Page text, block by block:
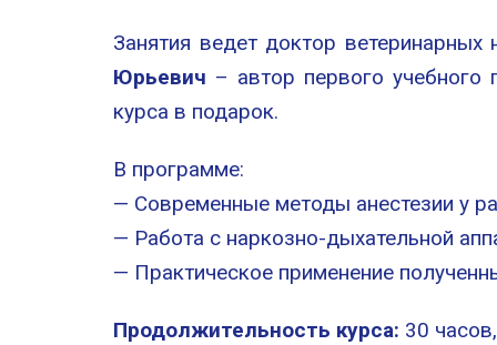
Занятия ведет доктор
Юрьевич – автор первого учебного
курса в подарок.
В программе:
— Современные методы анестезии у
— Работа с наркозно-дыхательной
— Практическое применение
Продолжительность курса: 30